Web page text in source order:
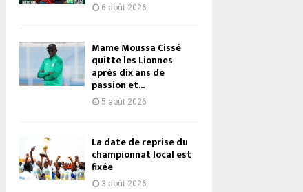
6 août 2026
Mame Moussa Cissé
quitte les Lionnes
après dix ans de
passion et...
5 août 2026
La date de reprise du
championnat local est
fixée
3 août 2026